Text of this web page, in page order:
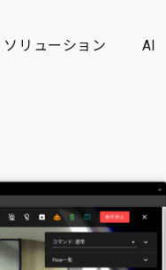
ソリューション AI
ング